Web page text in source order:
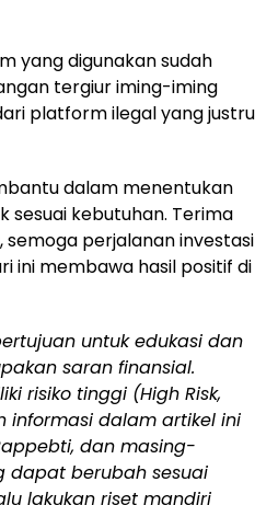
yang digunakan sudah
tergiur iming-iming
platform ilegal yang justru
dalam menentukan
kebutuhan. Terima
semoga perjalanan investasi
ini membawa hasil positif di
untuk edukasi dan
saran finansial.
risiko tinggi (High Risk,
informasi dalam artikel ini
dan masing-
dapat berubah sesuai
lakukan riset mandiri